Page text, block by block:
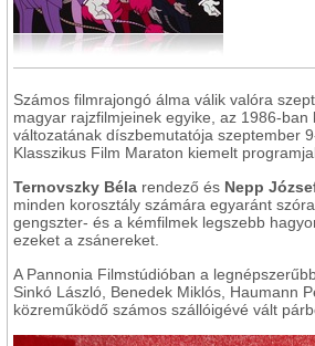
Számos filmrajongó álma válik valóra
magyar rajzfilmjeinek egyike, az 1986-ban
változatának díszbemutatója szeptember
Klasszikus Film Maraton kiemelt
Ternovszky Béla rendező és Nepp
minden korosztály számára egyaránt
gengszter- és a kémfilmek legszebb
ezeket a zsánereket.
A Pannonia Filmstúdióban a
Sinkó László, Benedek Miklós, Haumann
közreműködő számos szállóigévé vált